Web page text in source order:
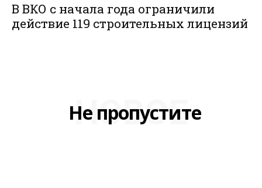
В ВКО с начала года ограничили
действие 119 строительных лицензий
Не пропустите
НОВОЕ